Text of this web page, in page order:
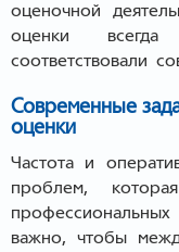
оценочной
оценки всегда
соответствовали
Современные
оценки
Частота и
проблем,
важно, чтобы